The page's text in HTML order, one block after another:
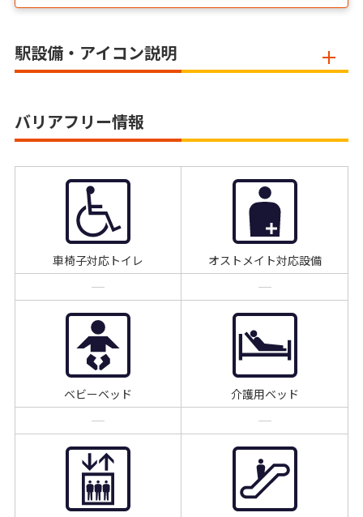
駅設備・アイコン説明
バリアフリー情報
車椅子対応トイレ オストメイト対応設備
ベビーベッド 介護用ベッド